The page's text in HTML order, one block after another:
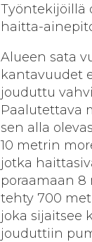
Työntekijöillä
haitta-
Alueen sata
kantavuudet
jouduttu
Paalutettava
sen alla
10 metrin
jotka
poraamaan 8
tehty 700
joka sijaitsee
jouduttiin